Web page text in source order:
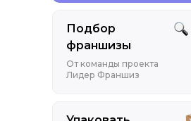
Подбор
франшизы
От команды проекта
Лидер Франшиз